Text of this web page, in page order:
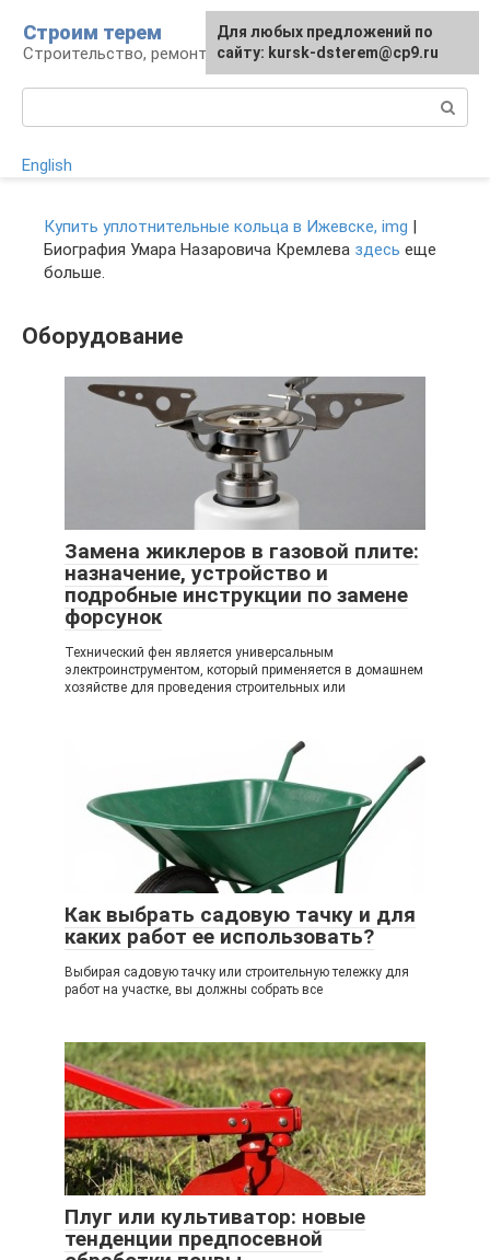
контенту
Строим терем
Строительство, ремонт, ландшафт
English
Купить уплотнительные кольца в Ижевске, img |
Биография Умара Назаровича Кремлева здесь еще
больше.
Оборудование
Замена жиклеров в газовой плите:
назначение, устройство и
подробные инструкции по замене
форсунок
Технический фен является универсальным
электроинструментом, который применяется в домашнем
хозяйстве для проведения строительных или
Как выбрать садовую тачку и для
каких работ ее использовать?
Выбирая садовую тачку или строительную тележку для
работ на участке, вы должны собрать все
Плуг или культиватор: новые
тенденции предпосевной
Для любых предложений по
сайту: kursk-dsterem@cp9.ru